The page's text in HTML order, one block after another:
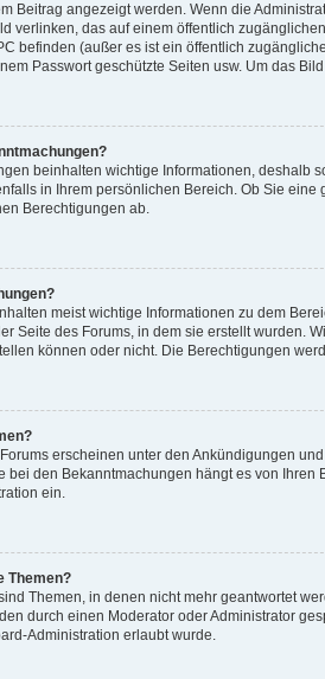
Beitrag angezeigt werden. Wenn die
verlinken, das auf einem öffentlich
befinden (außer es ist ein öffentlich
Passwort geschützte Seiten usw. Um das
beinhalten wichtige Informationen, deshalb
in Ihrem persönlichen Bereich. Ob Sie
Berechtigungen ab.
meist wichtige Informationen zu dem
Seite des Forums, in dem sie erstellt wurden.
können oder nicht. Die Berechtigungen
erscheinen unter den Ankündigungen
bei den Bekanntmachungen hängt es von
ein.
Themen?
Themen, in denen nicht mehr geantwortet
durch einen Moderator oder Administrator
Administration erlaubt wurde.